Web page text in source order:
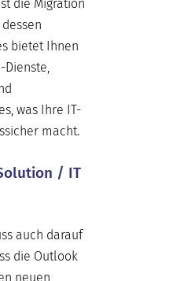
die Migration
bietet Ihnen
Dienste,
was Ihre IT-
macht.
/ IT
auch darauf
die Outlook
neuen